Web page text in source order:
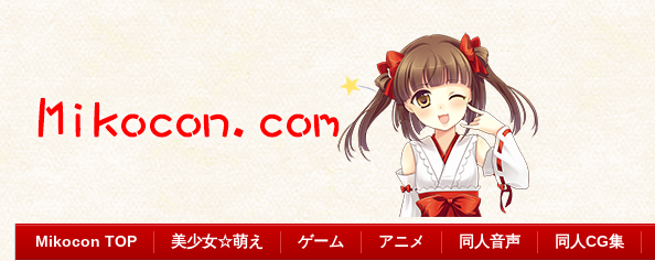
Mikocon TOP 美少女☆萌え ゲーム アニメ 同人音声 同人CG集